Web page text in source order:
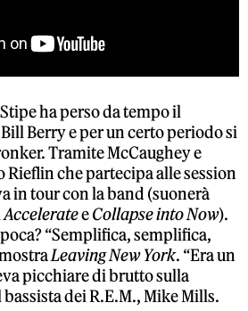
ha perso da tempo il
Berry e per un certo periodo si
Tramite McCaughey e
Rieflin che partecipa alle session
in tour con la band (suonerà
AccelerateeCollapse into Now).
“Semplifica, semplifica,
Leaving New York. “Era un
picchiare di brutto sulla
dei R.E.M., Mike Mills.